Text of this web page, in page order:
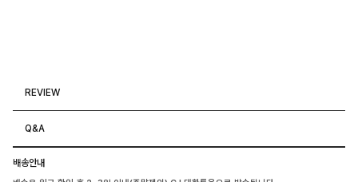
REVIEW
Q&A
배송안내